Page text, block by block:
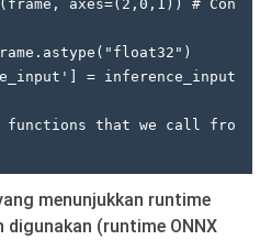
that we call fro
menunjukkan runtime
digunakan (runtime ONNX